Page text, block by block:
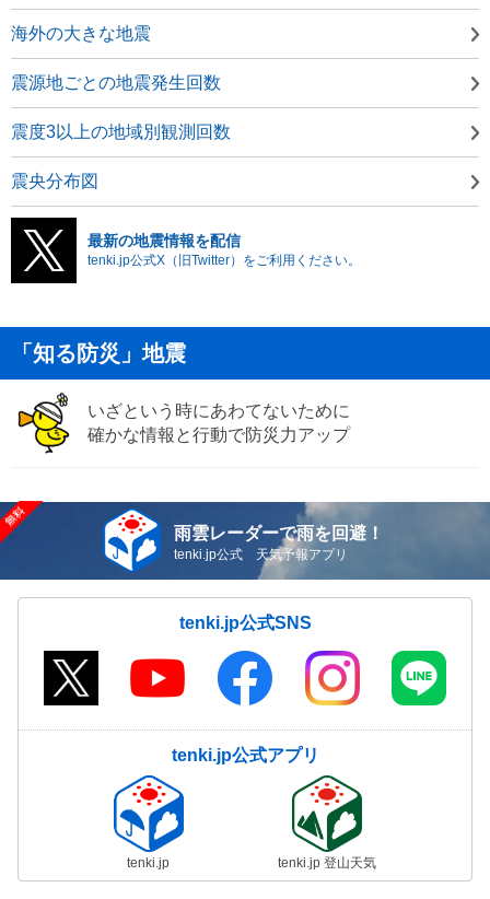
海外の大きな地震
震源地ごとの地震発生回数
震度3以上の地域別観測回数
震央分布図
最新の地震情報を配信
tenki.jp公式X（旧Twitter）をご利用ください。
「知る防災」地震
いざという時にあわてないために
確かな情報と行動で防災力アップ
雨雲レーダーで雨を回避！
tenki.jp公式 天気予報アプリ
tenki.jp公式SNS
tenki.jp公式アプリ
tenki.jp tenki.jp 登山天気